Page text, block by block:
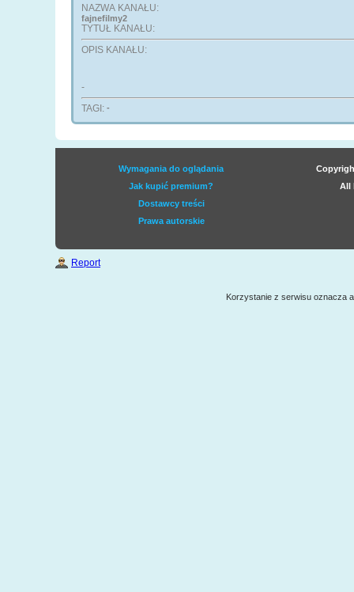
NAZWA KANAŁU:
fajnefilmy2
TYTUŁ KANAŁU:
OPIS KANAŁU:
-
TAGI: -
Wymagania do oglądania
Jak kupić premium?
Dostawcy treści
Prawa autorskie
All
Report
Korzystanie z serwisu oznacza